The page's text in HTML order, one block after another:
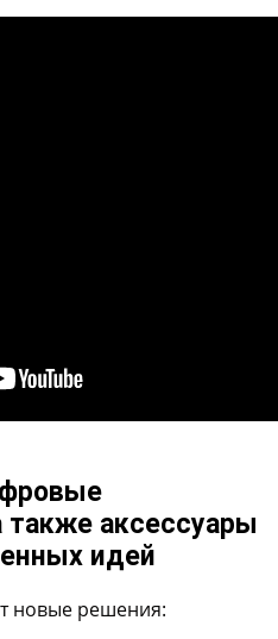
также аксессуары
идей
новые решения: